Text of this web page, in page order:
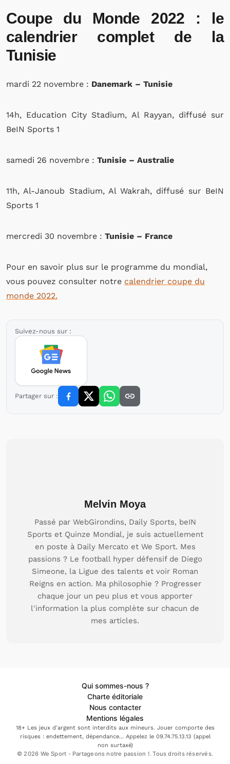
Coupe du Monde 2022 : le
calendrier complet de la
Tunisie
mardi 22 novembre : Danemark – Tunisie
14h, Education City Stadium, Al Rayyan, diffusé sur
BeIN Sports 1
samedi 26 novembre : Tunisie – Australie
11h, Al-Janoub Stadium, Al Wakrah, diffusé sur BeIN
Sports 1
mercredi 30 novembre : Tunisie – France
Pour en savoir plus sur le programme du mondial,
vous pouvez consulter notre calendrier coupe du
monde 2022.
Suivez-nous sur :
Partager sur :
Melvin Moya
Passé par WebGirondins, Daily Sports, beIN
Sports et Quinze Mondial, je suis actuellement
en poste à Daily Mercato et We Sport. Mes
passions ? Le football hyper défensif de Diego
Simeone, la Ligue des talents et voir Roman
Reigns en action. Ma philosophie ? Progresser
chaque jour un peu plus et vous apporter
l'information la plus complète sur chacun de
mes articles.
Qui sommes-nous ?
Charte éditoriale
Nous contacter
Mentions légales
18+ Les jeux d'argent sont interdits aux mineurs. Jouer comporte des
risques : endettement, dépendance... Appelez le 09.74.75.13.13 (appel
non surtaxé)
© 2026 We Sport - Partageons notre passion !. Tous droits réservés.